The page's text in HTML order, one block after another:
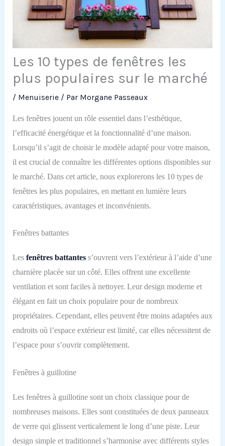
Les 10 types de fenêtres les
plus populaires sur le marché
/ Menuiserie/ Par Morgane Passeaux
Les fenêtres jouent un rôle essentiel dans l’esthétique,
l’efficacité énergétique et la fonctionnalité d’une maison.
Lorsqu’il s’agit de choisir le modèle adapté pour votre maison,
il est crucial de connaître les différentes options disponibles sur
le marché. Dans cet article, nous explorerons les 10 types de
fenêtres les plus populaires, en mettant en lumière leurs
caractéristiques, avantages et inconvénients.
Fenêtres battantes
Les fenêtres battantess’ouvrent vers l’extérieur à l’aide d’une
charnière placée sur un côté. Elles offrent une excellente
ventilation et sont faciles à nettoyer. Leur design moderne et
élégant en fait un choix populaire pour de nombreux
propriétaires. Cependant, elles peuvent être moins adaptées aux
endroits où l’espace extérieur est limité, car elles nécessitent de
l’espace pour s’ouvrir complètement.
Fenêtres à guillotine
Les fenêtres à guillotine sont un choix classique pour de
nombreuses maisons. Elles sont constituées de deux panneaux
de verre qui glissent verticalement le long d’une piste. Leur
design simple et traditionnel s’harmonise avec différents styles